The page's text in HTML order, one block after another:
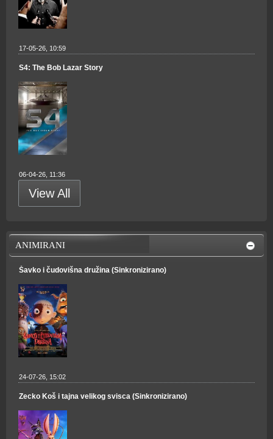
17-05-26, 10:59
S4: The Bob Lazar Story
06-04-26, 11:36
View All
ANIMIRANI
Šavko i čudovišna družina (Sinkronizirano)
24-07-26, 15:02
Zecko Koš i tajna velikog svisca (Sinkronizirano)